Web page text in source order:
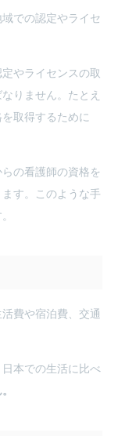
での認定やライセ
やライセンスの取
りません。たとえ
取得するために
の看護師の資格を
す。このような手
費や宿泊費、交通
本での生活に比べ